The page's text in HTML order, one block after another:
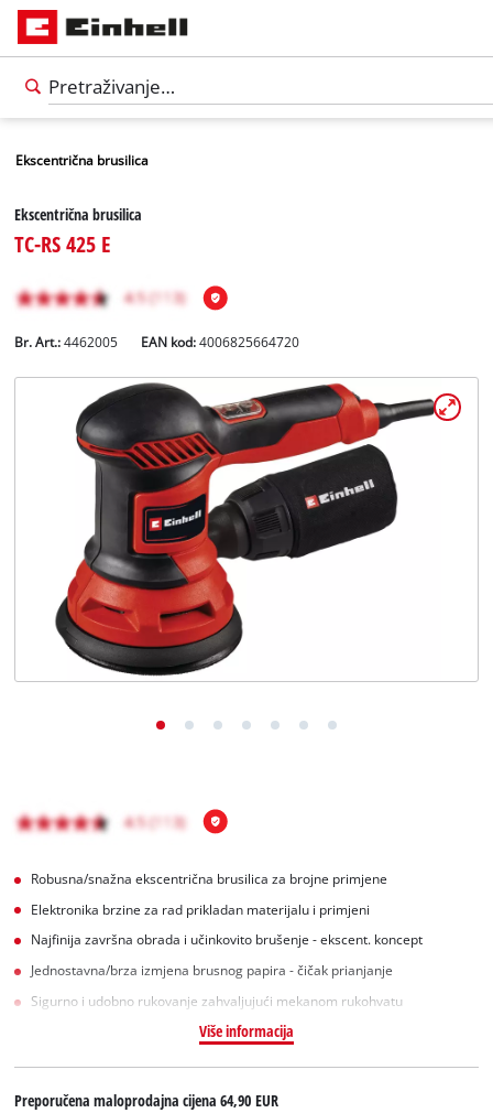
Hrvatski
English
Ekscentrična brusilica
Ekscentrična brusilica
TC-RS 425 E
Br. Art.: 4462005 EAN kod:4006825664720
Robusna/snažna ekscentrična brusilica za brojne primjene
Elektronika brzine za rad prikladan materijalu i primjeni
Najfinija završna obrada i učinkovito brušenje - ekscent. koncept
Jednostavna/brza izmjena brusnog papira - čičak prianjanje
Sigurno i udobno rukovanje zahvaljujući mekanom rukohvatu
Više informacija
Preporučena maloprodajna cijena64,90 EUR